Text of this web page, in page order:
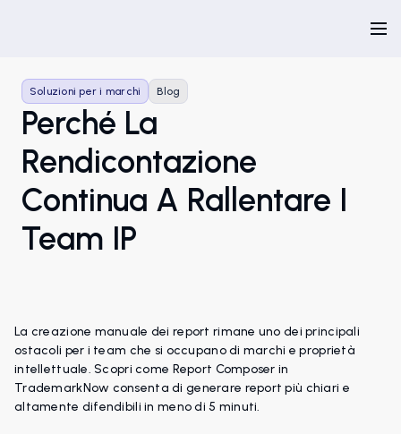
Soluzioni per i marchi Blog
Perché La
Rendicontazione
Continua A Rallentare I
Team IP
La creazione manuale dei report rimane uno dei principali
ostacoli per i team che si occupano di marchi e proprietà
intellettuale. Scopri come Report Composer in
TrademarkNow consenta di generare report più chiari e
altamente difendibili in meno di 5 minuti.